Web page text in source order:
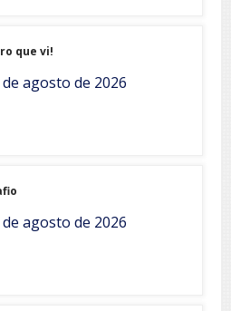
que vi!
agosto de 2026
agosto de 2026